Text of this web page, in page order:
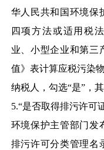
华人民共和国环境保
四项方法或适用税
业、小型企业和第三
值》表计算应税污染
纳税人，勾选“是”，其
5.“是否取得排污许可
环境保护主管部门发
排污许可分类管理名